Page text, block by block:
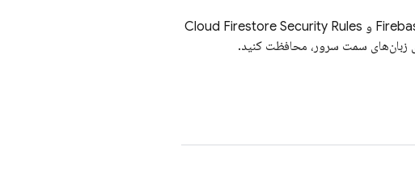
و Cloud Firestore Security Rules